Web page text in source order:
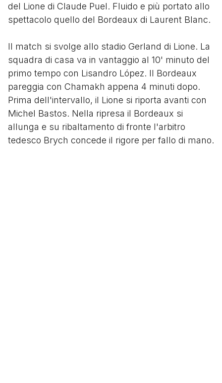
del Lione di Claude Puel. Fluido e più portato allo
spettacolo quello del Bordeaux di Laurent Blanc.
Il match si svolge allo stadio Gerland di Lione. La
squadra di casa va in vantaggio al 10' minuto del
primo tempo con Lisandro López. Il Bordeaux
pareggia con Chamakh appena 4 minuti dopo.
Prima dell'intervallo, il Lione si riporta avanti con
Michel Bastos. Nella ripresa il Bordeaux si
allunga e su ribaltamento di fronte l'arbitro
tedesco Brych concede il rigore per fallo di mano.